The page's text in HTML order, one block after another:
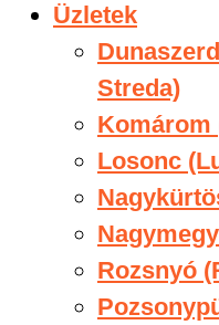
Üzletek
Streda)
Komárom
Losonc
Rozsnyó